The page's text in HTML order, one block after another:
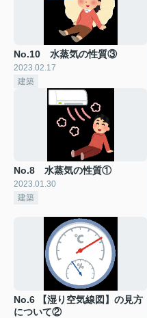
No.10 水蒸気の性質③
2023.02.17
建築
No.8 水蒸気の性質①
2023.01.30
建築
No.6 【湿り空気線図】の見方
について②